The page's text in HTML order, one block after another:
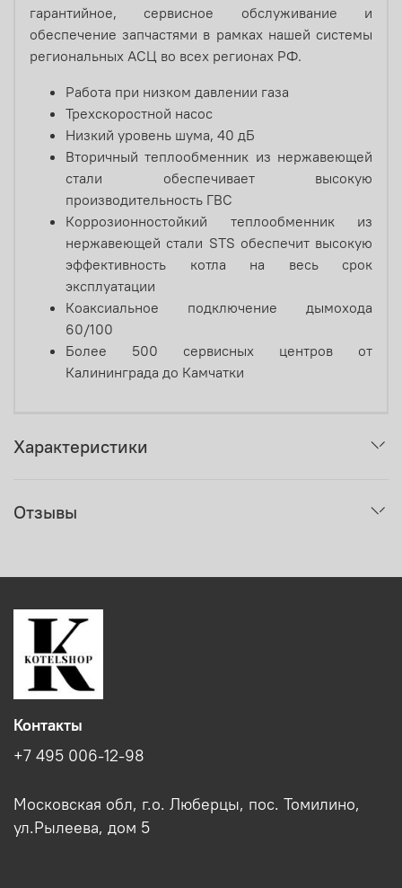
гарантийное, сервисное обслуживание и
обеспечение запчастями в рамках нашей системы
региональных АСЦ во всех регионах РФ.
Работа при низком давлении газа
Трехскоростной насос
Низкий уровень шума, 40 дБ
Вторичный теплообменник из нержавеющей
стали обеспечивает высокую
производительность ГВС
Коррозионностойкий теплообменник из
нержавеющей стали STS обеспечит высокую
эффективность котла на весь срок
эксплуатации
Коаксиальное подключение дымохода
60/100
Более 500 сервисных центров от
Калининграда до Камчатки
Характеристики
Отзывы
Контакты
+7 495 006-12-98
Московская обл, г.о. Люберцы, пос. Томилино,
ул.Рылеева, дом 5